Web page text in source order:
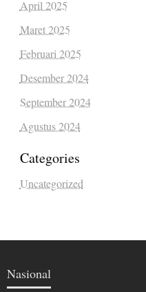
April 2025
Maret 2025
Februari 2025
Desember 2024
September 2024
Agustus 2024
Categories
Uncategorized
Nasional